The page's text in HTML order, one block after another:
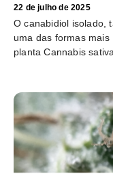
22 de julho de 2025
O canabidiol isolado,
uma das formas
planta Cannabis